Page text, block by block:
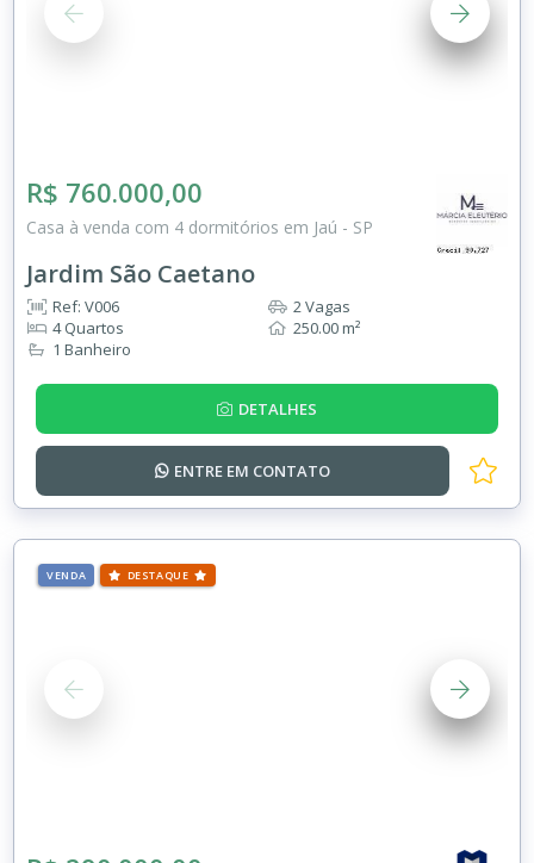
R$ 760.000,00
Casa à venda com 4 dormitórios em Jaú - SP
Jardim São Caetano
Ref: V006
4 Quartos
1 Banheiro
2 Vagas
250.00 m²
DETALHES
ENTRE EM CONTATO
VENDA DESTAQUE